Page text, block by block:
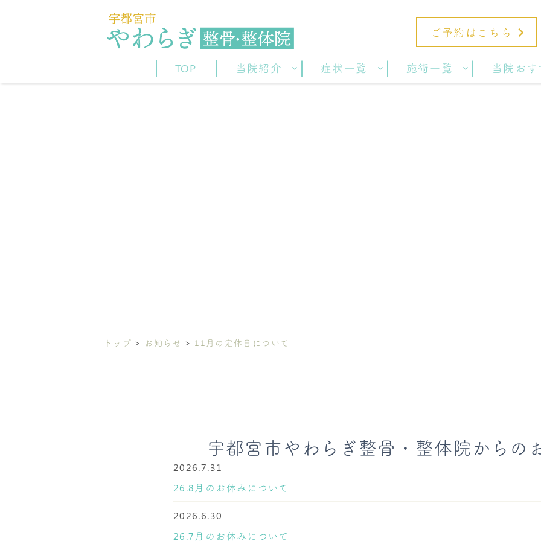
ご予約はこちら
TOP 当院紹介 症状一覧 施術一覧 当院お
トップ お知らせ 11月の定休日について
宇都宮市やわらぎ整骨・整体院からの
2026.7.31
26.8月のお休みについて
2026.6.30
26.7月のお休みについて